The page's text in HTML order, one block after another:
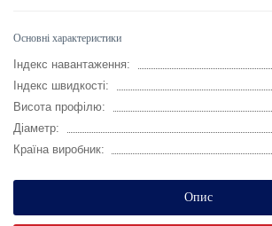
Основні характеристики
Індекс навантаження:
Індекс швидкості:
Висота профілю:
Діаметр:
Країна виробник:
Опис